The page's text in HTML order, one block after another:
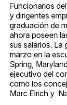
Funcionarios
y dirigentes
graduación de
ahora poseen
sus salarios. La
marzo en la
Spring,
ejecutivo del
como los
Marc Elrich y